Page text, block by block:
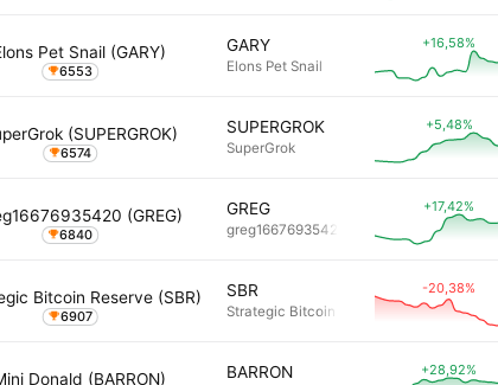
6553
GARY
Elons Pet Snail
+16,58%
6574
SUPERGROK
SuperGrok
+5,48%
6840
GREG
greg16676935420
+17,42%
6907
SBR
Strategic Bitcoin Reserve
-20,38%
BARRON +28,92%